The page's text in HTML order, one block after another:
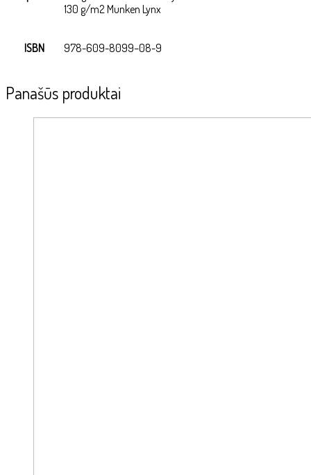
130 g/m2 Munken Lynx
ISBN 978-609-8099–08-9
Panašūs produktai